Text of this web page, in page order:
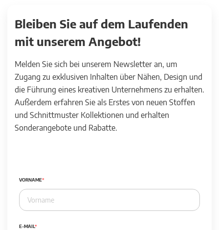
Bleiben Sie auf dem Laufenden
mit unserem Angebot!
Melden Sie sich bei unserem Newsletter an, um
Zugang zu exklusiven Inhalten über Nähen, Design und
die Führung eines kreativen Unternehmens zu erhalten.
Außerdem erfahren Sie als Erstes von neuen Stoffen
und Schnittmuster Kollektionen und erhalten
Sonderangebote und Rabatte.
VORNAME
E-MAIL